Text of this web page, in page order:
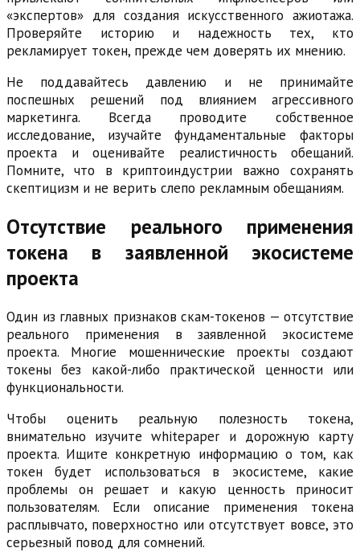
«экспертов» для создания искусственного ажиотажа.
Проверяйте историю и надежность тех, кто
рекламирует токен, прежде чем доверять их мнению.
Не поддавайтесь давлению и не принимайте
поспешных решений под влиянием агрессивного
маркетинга. Всегда проводите собственное
исследование, изучайте фундаментальные факторы
проекта и оценивайте реалистичность обещаний.
Помните, что в криптоиндустрии важно сохранять
скептицизм и не верить слепо рекламным обещаниям.
Отсутствие реального применения
токена в заявленной экосистеме
проекта
Один из главных признаков скам-токенов — отсутствие
реального применения в заявленной экосистеме
проекта. Многие мошеннические проекты создают
токены без какой-либо практической ценности или
функциональности.
Чтобы оценить реальную полезность токена,
внимательно изучите whitepaper и дорожную карту
проекта. Ищите конкретную информацию о том, как
токен будет использоваться в экосистеме, какие
проблемы он решает и какую ценность приносит
пользователям. Если описание применения токена
расплывчато, поверхностно или отсутствует вовсе, это
серьезный повод для сомнений.